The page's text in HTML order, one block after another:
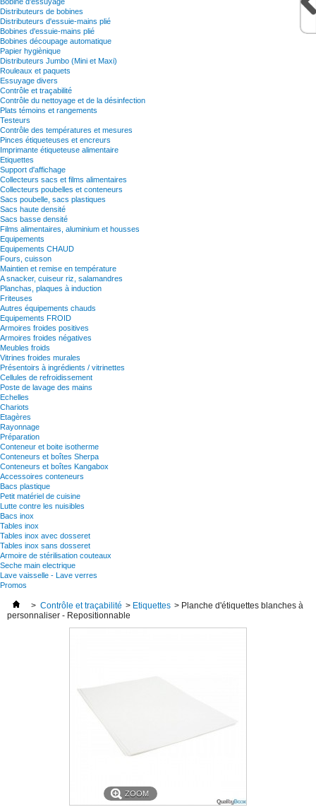
Distributeurs de bobines
Distributeurs d'essuie-mains plié
Bobines d'essuie-mains plié
Bobines découpage automatique
Papier hygiènique
Distributeurs Jumbo (Mini et Maxi)
Rouleaux et paquets
Essuyage divers
Contrôle et traçabilité
Contrôle du nettoyage et de la désinfection
Plats témoins et rangements
Testeurs
Contrôle des températures et mesures
Pinces étiqueteuses et encreurs
Imprimante étiqueteuse alimentaire
Etiquettes
Support d'affichage
Collecteurs sacs et films alimentaires
Collecteurs poubelles et conteneurs
Sacs poubelle, sacs plastiques
Sacs haute densité
Sacs basse densité
Films alimentaires, aluminium et housses
Equipements
Equipements CHAUD
Fours, cuisson
Maintien et remise en température
A snacker, cuiseur riz, salamandres
Planchas, plaques à induction
Friteuses
Autres équipements chauds
Equipements FROID
Armoires froides positives
Armoires froides négatives
Meubles froids
Vitrines froides murales
Présentoirs à ingrédients / vitrinettes
Cellules de refroidissement
Poste de lavage des mains
Echelles
Chariots
Etagères
Rayonnage
Préparation
Conteneur et boite isotherme
Conteneurs et boîtes Sherpa
Conteneurs et boîtes Kangabox
Accessoires conteneurs
Bacs plastique
Petit matériel de cuisine
Lutte contre les nuisibles
Bacs inox
Tables inox
Tables inox avec dosseret
Tables inox sans dosseret
Armoire de stérilisation couteaux
Seche main electrique
Lave vaisselle - Lave verres
Promos
> Contrôle et traçabilité > Etiquettes > Planche d'étiquettes blanches à
personnaliser - Repositionnable
ZOOM